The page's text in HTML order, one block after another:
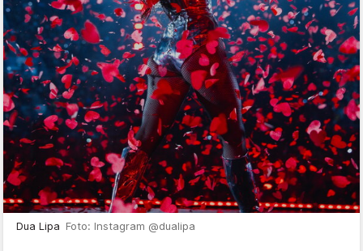
Dua Lipa Foto: Instagram @dualipa